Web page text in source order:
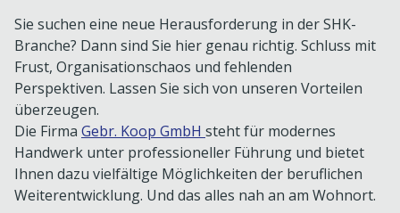
Sie suchen eine neue Herausforderung in der SHK-
Branche? Dann sind Sie hier genau richtig. Schluss mit
Frust, Organisationschaos und fehlenden
Perspektiven. Lassen Sie sich von unseren Vorteilen
überzeugen.
Die Firma Gebr. Koop GmbH steht für modernes
Handwerk unter professioneller Führung und bietet
Ihnen dazu vielfältige Möglichkeiten der beruflichen
Weiterentwicklung. Und das alles nah an am Wohnort.